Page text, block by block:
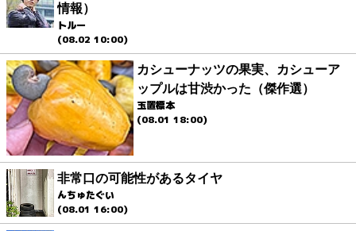
情報）
トルー
(08.02 10:00)
カシューナッツの果実、カシューア
ップルは甘渋かった（傑作選）
玉置標本
(08.01 18:00)
非常口の可能性があるタイヤ
んちゅたぐい
(08.01 16:00)